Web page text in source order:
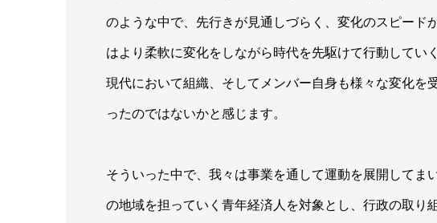
のような中で、先行きが見通しづらく、変化のスピード
はより柔軟に変化をしながら時代を先駆けて行動してい
現代において組織、そしてメンバー自身も様々な変化を
ったのではないかと感じます。
そういった中で、我々は事業を通して運動を展開してま
の地域を担っていく青年経済人を対象とし、行政の取り